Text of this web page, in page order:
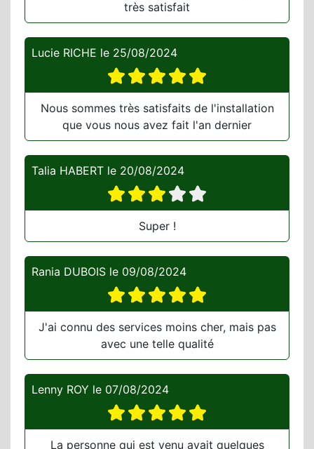
très satisfait
Lucie RICHE le 25/08/2024
Nous sommes très satisfaits de l'installation
que vous nous avez fait l'an dernier
Talia HABERT le 20/08/2024
Super !
Rania DUBOIS le 09/08/2024
J'ai connu des services moins cher, mais pas
avec une telle qualité
Lenny ROY le 07/08/2024
La personne qui est venu avait quelques